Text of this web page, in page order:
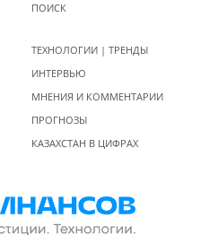
ПОИСК
ТЕХНОЛОГИИ | ТРЕНДЫ
ИНТЕРВЬЮ
МНЕНИЯ И КОММЕНТАРИИ
ПРОГНОЗЫ
КАЗАХСТАН В ЦИФРАХ